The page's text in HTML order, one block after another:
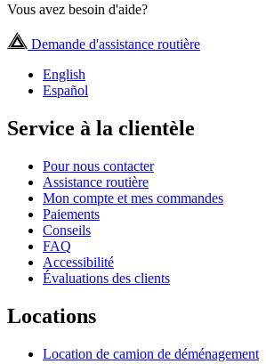
Vous avez besoin d'aide?
Demande d'assistance routière
English
Español
Service à la clientèle
Pour nous contacter
Assistance routière
Mon compte et mes commandes
Paiements
Conseils
FAQ
Accessibilité
Évaluations des clients
Locations
Location de camion de déménagement